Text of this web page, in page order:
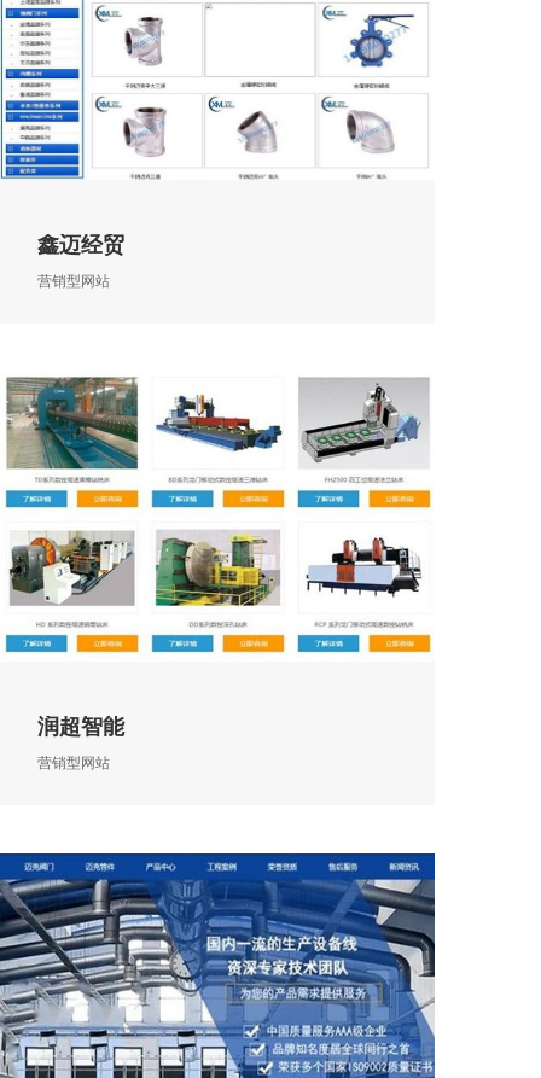
鑫迈经贸
营销型网站
润超智能
营销型网站